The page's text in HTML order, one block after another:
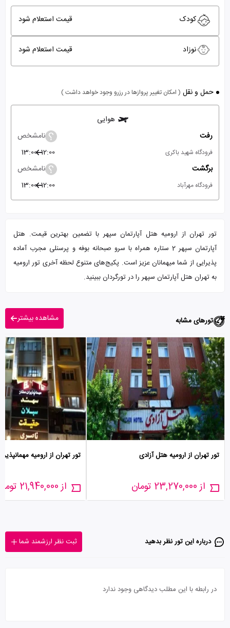
کودک قیمت استعلام شود
نوزاد قیمت استعلام شود
حمل و نقل ( امکان تغییر پروازها در رزرو وجود خواهد داشت )
هوایی
رفت
نامشخص
فرودگاه شهید باکری 12:00
13:00
برگشت
نامشخص
فرودگاه مهرآباد 12:00
13:00
تور تهران از ارومیه هتل آپارتمان سپهر با تضمین بهترین قیمت. هتل
آپارتمان سپهر 2 ستاره همراه با سرو صبحانه بوفه و پرسنلی مجرب آماده
پذیرایی از شما میهمانان عزیز است. پکیج‌های متنوع لحظه آخری تور ارومیه
به تهران هتل آپارتمان سپهر را در تورگردان ببینید.
تورهای مشابه مشاهده بیشتر
تور تهران از ارومیه هتل آزادی
از 23,270,000 تومان
تور تهران از ارومیه
از 21,940,000 تومان
درباره این تور‌ نظر بدهید ثبت نظر ارزشمند شما
در رابطه با این مطلب دیدگاهی وجود ندارد